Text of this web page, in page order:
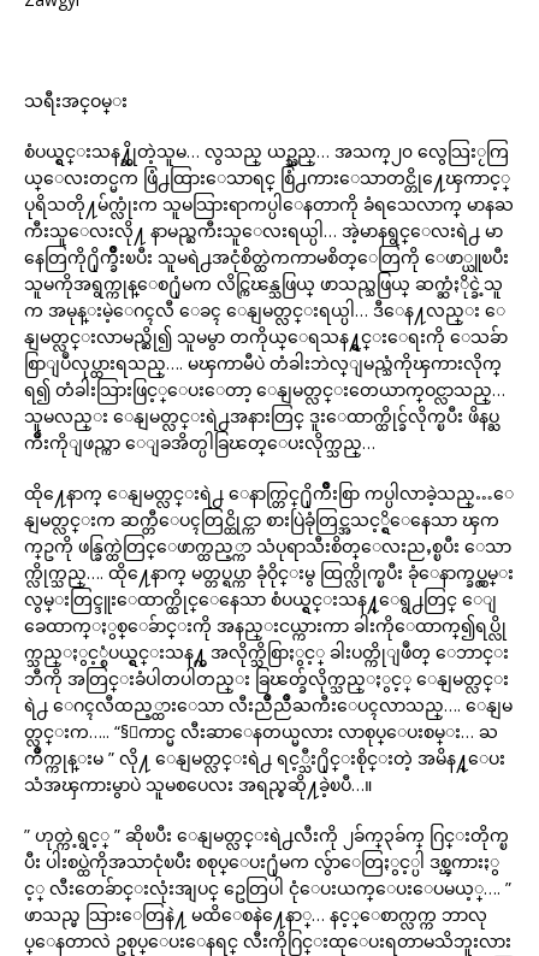
သရီးအင္ဝမ္း
စံပယ္ရွင္းသန႔္ဆိုတဲ့သူမ… လွသည္ ယဥ္သည္… အသက္၂၀ လွေသြးႂကြ
ယ္ေလးတင္မက ဖြံ႕ထြားေသာရင္ စြံ႕ကားေသာတင္တို႔ေၾကာင့္
ပုရိသတို႔မ်က္လုံးက သူမသြားရာကပ္ပါေနတာကို ခံရသေလာက္ မာနႀ
ကီးသူေလးလို႔ နာမည္ႀကီးသူေလးရယ္ပါ… အဲ့မာနရွင္ေလးရဲ႕ မာ
နေတြကို႐ိုက္ခ်ိဳးၿပီး သူမရဲ႕အငုံစိတ္ထဲကကာမစိတ္ေတြကို ေဖာ္ယူၿပီး
သူမကိုအရွက္ကုန္ေစ႐ုံမက လိင္ကြၽန္သဖြယ္ ဖာသည္သဖြယ္ ဆက္ဆံႏိုင္ခဲ့သူ
က အမုန္းမဲ့ေဂၚလီ ေခၚ ေနျမတ္လင္းရယ္ပါ… ဒီေန႔လည္း ေ
နျမတ္လင္းလာမည္ဆို၍ သူမမွာ တကိုယ္ေရသန႔္ရွင္းေရးကို ေသခ်ာ
စြာျပဳလုပ္ထားရသည္…. မၾကာမီပဲ တံခါးဘဲလ္ျမည္သံကိုၾကားလိုက္
ရ၍ တံခါးသြားဖြင့္ေပးေတာ့ ေနျမတ္လင္းတေယာက္ဝင္လာသည္…
သူမလည္း ေနျမတ္လင္းရဲ႕အနားတြင္ ဒူးေထာက္ထိုင္ခ်လိုက္ၿပီး ဖိနပ္ႀ
ကိဳးကိုျဖည္ကာ ေျခအိတ္ပါခြၽတ္ေပးလိုက္သည္…
ထို႔ေနာက္ ေနျမတ္လင္းရဲ႕ ေနာက္တြင္႐ိုက်ိဳးစြာ ကပ္ပါလာခဲ့သည္…ေ
နျမတ္လင္းက ဆက္တီေပၚတြင္ထိုင္ကာ စားပြဲခုံတြင္အသင့္ရွိေနေသာ ၾက
က္ဥကို ဖန္ခြက္ထဲတြင္ေဖာက္ထည့္ကာ သံပုရာသီးစိတ္ေလးညႇစ္ၿပီး ေသာ
က္လိုက္သည္…. ထို႔ေနာက္ မတ္တပ္ရပ္ကာ ခုံဝိုင္းမွ ထြက္လိုက္ၿပီး ခုံေနာက္ခပ္လွမ္း
လွမ္းတြင္ဒူးေထာက္ထိုင္ေနေသာ စံပယ္ရွင္းသန႔္ေရွ႕တြင္ ေျ
ခေထာက္ႏွစ္ေခ်ာင္းကို အနည္းငယ္ကားကာ ခါးကိုေထာက္၍ရပ္လို
က္သည္ႏွင့္စံပယ္ရွင္းသန႔္က အလိုက္သိစြာႏွင့္ ခါးပတ္ကိုျဖဳတ္ ေဘာင္း
ဘီကို အတြင္းခံပါတပါတည္း ခြၽတ္ခ်လိုက္သည္ႏွင့္ ေနျမတ္လင္း
ရဲ႕ ေဂၚလီထည့္ထားေသာ လီးညိဳညိဳႀကီးေပၚလာသည္…. ေနျမ
တ္လင္းက….. “§ေကာင္မ လီးဆာေနတယ္မလား လာစုပ္ေပးစမ္း… ႀ
ကိဳက္ကုန္းမ ” လို႔ ေနျမတ္လင္းရဲ႕ ရင့္သီး႐ိုင္းစိုင္းတဲ့ အမိန႔္ေပး
သံအၾကားမွာပဲ သူမစပေလး အရည္စဆို႔ခဲ့ၿပီ…။
” ဟုတ္ကဲ့ရွင့္ ” ဆိုၿပီး ေနျမတ္လင္းရဲ႕လီးကို ၂ခ်က္၃ခ်က္ ဂြင္းတိုက္ၿ
ပီး ပါးစပ္ထဲကိုအသာငုံၿပီး စစုပ္ေပး႐ုံမက လွ်ာေတြႏွင့္ပါ ဒစ္ၾကားႏွ
င့္ လီးတေခ်ာင္းလုံးအျပင္ ဥေတြပါ ငုံေပးယက္ေပးေပမယ့္…. ”
ဖာသည္မ သြားေတြနဲ႔ မထိေစနဲ႔ေနာ္… နင့္ေစာက္လက္က ဘာလု
ပ္ေနတာလဲ ဥစုပ္ေပးေနရင္ လီးကိုဂြင္းထုေပးရတာမသိဘူးလား